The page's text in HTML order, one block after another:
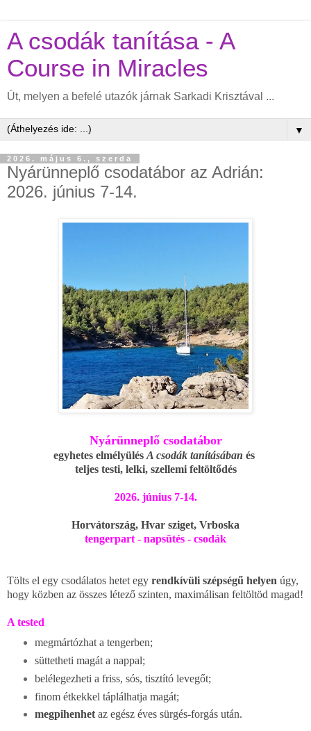
A csodák tanítása - A
Course in Miracles
Út, melyen a befelé utazók járnak Sarkadi Krisztával ...
▼
2026. május 6., szerda
Nyárünneplő csodatábor az Adrián:
2026. június 7-14.
Nyárünneplő csodatábor
egyhetes elmélyülés A csodák tanításában és
teljestesti, lelki, szellemi feltöltődés
2026. június 7-14.
Horvátország, Hvar sziget, Vrboska
tengerpart - napsütés - csodák
Tölts el egy csodálatos hetet egy rendkívüli szépségű helyen úgy,
hogy közben az összes létező szinten, maximálisan feltöltöd magad!
A tested
megmártózhat a tengerben;
süttetheti magát a nappal;
belélegezheti a friss, sós, tisztító levegőt;
finom étkekkel táplálhatja magát;
megpihenhetaz egész éves sürgés-forgás után.